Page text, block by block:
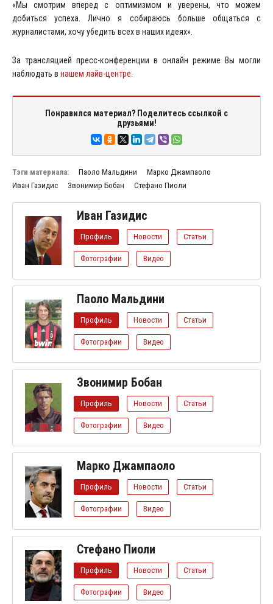
«Мы смотрим вперед с оптимизмом и уверены, что можем
добиться успеха. Лично я собираюсь больше общаться с
журналистами, хочу убедить всех в наших идеях».
За трансляцией пресс-конференции в онлайн режиме Вы могли
наблюдать в нашем лайв-центре
Понравился материал? Поделитесь ссылкой с
друзьями!
Тэги материала: Паоло Мальдини
Марко Джампаоло
Иван Газидис
Звонимир Бобан Стефано Пиоли
Иван Газидис
Профиль Новости Статьи
Фотографии Видео
Паоло Мальдини
Профиль Новости Статьи
Фотографии Видео
Звонимир Бобан
Профиль Новости Статьи
Фотографии Видео
Марко Джампаоло
Профиль Новости Статьи
Фотографии Видео
Стефано Пиоли
Профиль Новости Статьи
Фотографии Видео